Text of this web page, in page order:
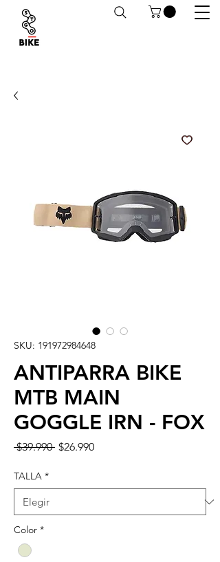
Despachos a todo Chile. Retiro en tiendas
SKU: 191972984648
ANTIPARRA BIKE
MTB MAIN
GOGGLE IRN - FOX
$39.990 Precio
$26.990Precio
TALLA *
Color *